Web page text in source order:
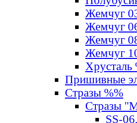
Жемчуг
Жемчуг
Жемчуг
Жемчуг
Хрусталь
Пришивные
Стразы %%
Стразы
SS-